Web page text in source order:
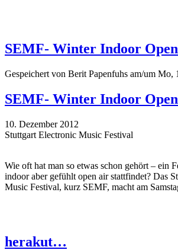
SEMF- Winter Indoor
Gespeichert von Berit Papenfuhs am/um Mo,
SEMF- Winter Indoor
10. Dezember 2012
Stuttgart Electronic Music Festival
Wie oft hat man so etwas schon gehört – ein
indoor aber gefühlt open air stattfindet? Das
Music Festival, kurz SEMF, macht am
herakut…